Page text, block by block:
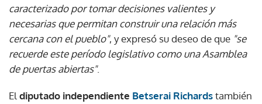
caracterizado por tomar decisiones valientes y
necesarias que permitan construir una relación más
cercana con el pueblo", y expresó su deseo de que "se
recuerde este período legislativo como una Asamblea
de puertas abiertas".
El diputado independiente Betserai Richardstambién